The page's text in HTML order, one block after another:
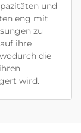
und
eng mit
zu
ihre
die
wird.